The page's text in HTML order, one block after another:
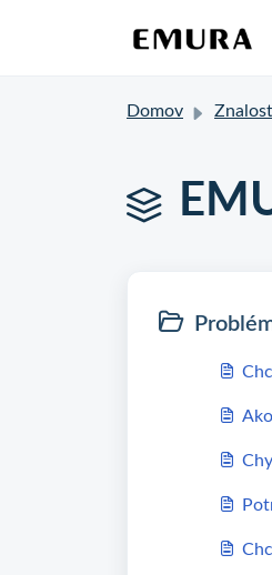
Domov Znalostná